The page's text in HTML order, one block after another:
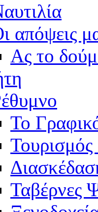
απόψεις
Ας το
Το
Ταβέρνες